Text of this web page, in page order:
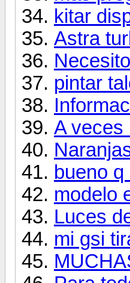
kitar
Astra
pintar
A veces
bueno
modelo
Luces
mi gsi